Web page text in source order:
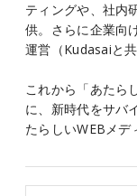
ティングや、社内
供。さらに企業向
運営（Kudasaiと
これから「あたら
に、新時代をサバ
たらしいWEBメデ